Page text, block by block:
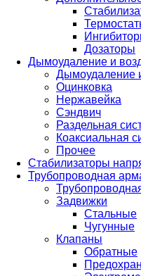
Дозаторы
Дымоудаление и
Дымоудаление
Оцинковка
Нержавейка
Сэндвич
Раздельная
Коаксиальная
Прочее
Стабилизаторы
Трубопроводная
Задвижки
Стальные
Чугунные
Клапаны
Обратные